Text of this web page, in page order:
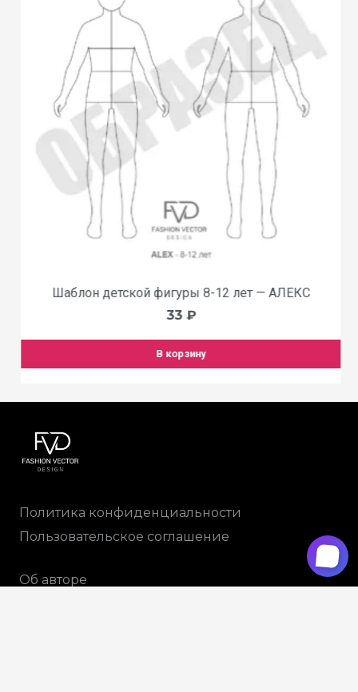
Шаблон детской фигуры 8-12 лет — АЛЕКС
33 ₽
В корзину
Политика конфиденциальности
Пользовательское соглашение
Об авторе